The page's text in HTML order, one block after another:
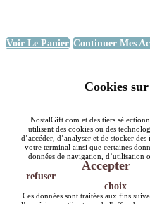
Voir Le Panier Continuer Mes
Cookies
NostalGift.com et des tiers
utilisent des cookies ou des
d’accéder, d’analyser et de stocker
votre terminal ainsi que certaines
données de navigation, d’utilisation
Accepter
refuser
choix
Ces données sont traitées aux fins